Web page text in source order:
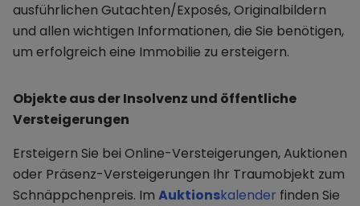
ausführlichen Gutachten/Exposés, Originalbildern
und allen wichtigen Informationen, die Sie benötigen,
um erfolgreich eine Immobilie zu ersteigern.
Objekte aus der Insolvenz und öffentliche
Versteigerungen
Ersteigern Sie bei Online-Versteigerungen, Auktionen
oder Präsenz-Versteigerungen Ihr Traumobjekt zum
Schnäppchenpreis. Im Auktionskalender finden Sie